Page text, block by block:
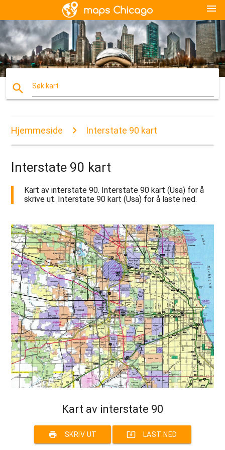
menu
search Søk kart
Hjemmeside Interstate 90 kart
Interstate 90 kart
Kart av interstate 90. Interstate 90 kart (Usa) for å
skrive ut. Interstate 90 kart (Usa) for å laste ned.
Kart av interstate 90
print SKRIV UT system_update_alt LAST NED